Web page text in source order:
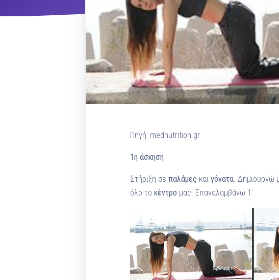
ΝΜ
Ένα μεγάλο
Κ
ΚΟΡΥΔΑΛΛOΣ
Το pilates
Κορυδαλλό
ΠΕΥ
ΠΕΥΚΗ
Η εξέλιξη
Πηγή: mednutrition.gr
1η άσκηση
Στήριξη σε παλάμες και γόνατα. Δημιουργώ
όλο το κέντρο μας. Επαναλαμβάνω 1΄